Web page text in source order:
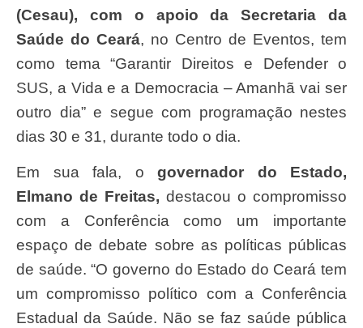
(Cesau), com o apoio da Secretaria da
Saúde do Ceará, no Centro de Eventos, tem
como tema “Garantir Direitos e Defender o
SUS, a Vida e a Democracia – Amanhã vai ser
outro dia” e segue com programação nestes
dias 30 e 31, durante todo o dia.
Em sua fala, o governador do Estado,
Elmano de Freitas, destacou o compromisso
com a Conferência como um importante
espaço de debate sobre as políticas públicas
de saúde. “O governo do Estado do Ceará tem
um compromisso político com a Conferência
Estadual da Saúde. Não se faz saúde pública